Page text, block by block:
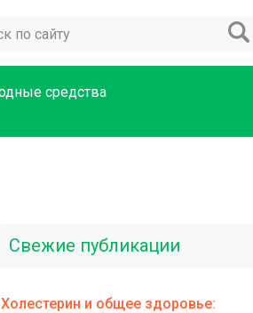
средства
Свежие публикации
Холестерин и общее здоровье: